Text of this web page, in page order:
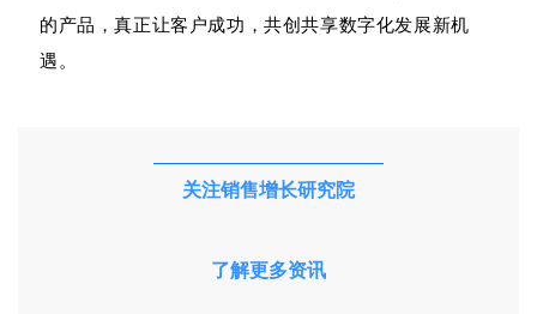
的产品，真正让客户成功，共创共享数字化发展新机
遇。
关注销售增长研究院
了解更多资讯